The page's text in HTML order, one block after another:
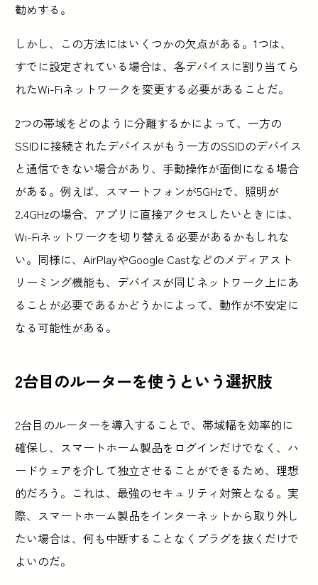
勧めする。
しかし、この方法にはいくつかの欠点がある。1つは、
すでに設定されている場合は、各デバイスに割り当てら
れたWi-Fiネットワークを変更する必要があることだ。
2つの帯域をどのように分離するかによって、一方の
SSIDに接続されたデバイスがもう一方のSSIDのデバイス
と通信できない場合があり、手動操作が面倒になる場合
がある。例えば、スマートフォンが5GHzで、照明が
2.4GHzの場合、アプリに直接アクセスしたいときには、
Wi-Fiネットワークを切り替える必要があるかもしれな
い。同様に、AirPlayやGoogle Castなどのメディアスト
リーミング機能も、デバイスが同じネットワーク上にあ
ることが必要であるかどうかによって、動作が不安定に
なる可能性がある。
2台目のルーターを使うという選択肢
2台目のルーターを導入することで、帯域幅を効率的に
確保し、スマートホーム製品をログインだけでなく、ハ
ードウェアを介して独立させることができるため、理想
的だろう。これは、最強のセキュリティ対策となる。実
際、スマートホーム製品をインターネットから取り外し
たい場合は、何も中断することなくプラグを抜くだけで
よいのだ。